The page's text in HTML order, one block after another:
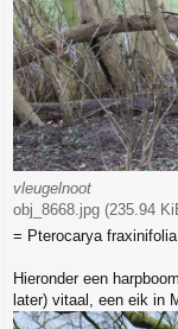
vleugelnoot
obj_8668.jpg (235.94
= Pterocarya fraxinifolia
Hieronder een
later) vitaal, een eik in